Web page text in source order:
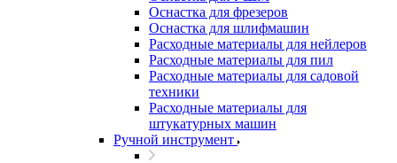
Оснастка для фрезеров
Оснастка для шлифмашин
Расходные материалы для нейлеров
Расходные материалы для пил
Расходные материалы для садовой
техники
Расходные материалы для
штукатурных машин
Ручной инструмент